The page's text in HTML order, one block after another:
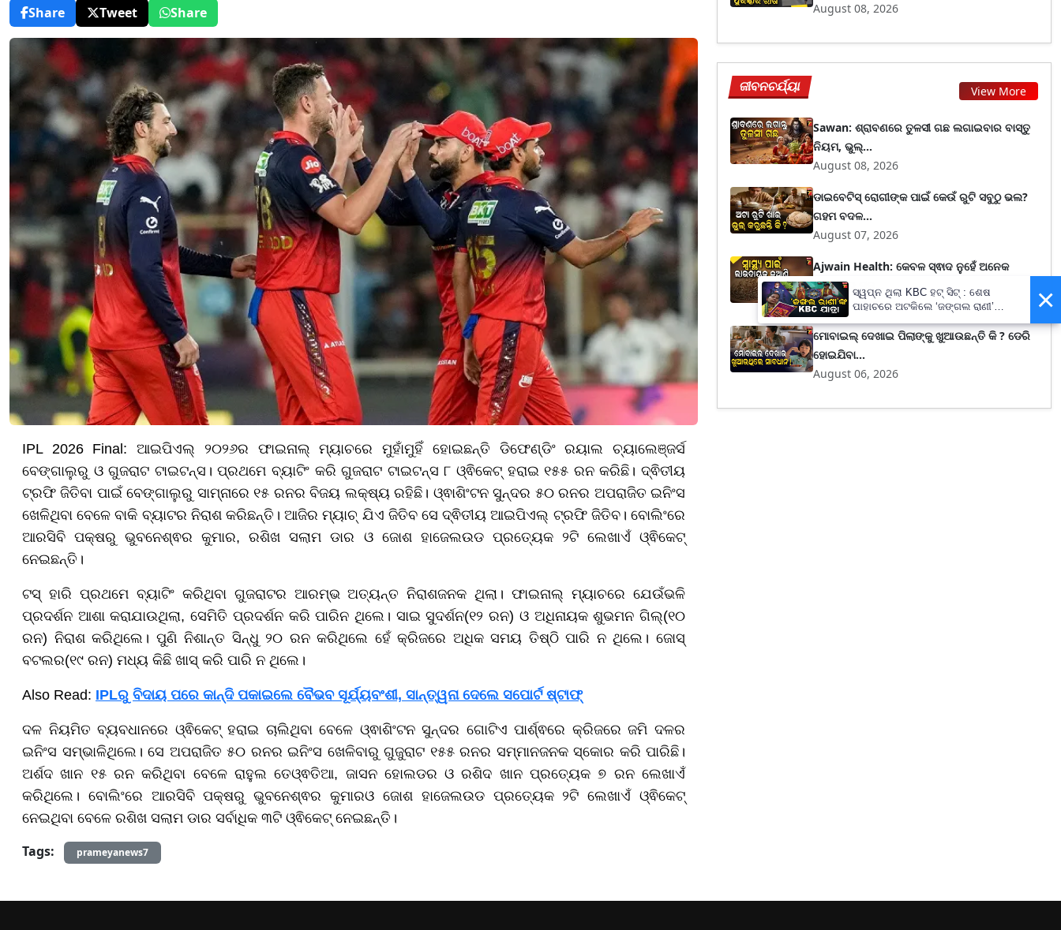
Share
Tweet Share
IPL 2026 Final: ଆଇପିଏଲ୍ ୨୦୨୬ର ଫାଇନାଲ୍ ମ୍ୟାଚରେ ମୁହାଁମୁହିଁ ହୋଇଛନ୍ତି ଡିଫେଣ୍ଡିଂ ରୟାଲ ଚ୍ୟାଲେଞ୍ଜର୍ସ
ବେଙ୍ଗାଲୁରୁ ଓ ଗୁଜରାଟ ଟାଇଟନ୍ସ। ପ୍ରଥମେ ବ୍ୟାଟିଂ କରି ଗୁଜରାଟ ଟାଇଟନ୍ସ ୮ ଓ୍ଵିକେଟ୍ ହରାଇ ୧୫୫ ରନ କରିଛି। ଦ୍ଵିତୀୟ
ଟ୍ରଫି ଜିତିବା ପାଇଁ ବେଙ୍ଗାଲୁରୁ ସାମ୍ନାରେ ୧୫ ରନର ବିଜୟ ଲକ୍ଷ୍ୟ ରହିଛି। ଓ୍ଵାଶିଂଟନ ସୁନ୍ଦର ୫୦ ରନର ଅପରାଜିତ ଇନିଂସ
ଖେଳିଥିବା ବେଳେ ବାକି ବ୍ୟାଟର ନିରାଶ କରିଛନ୍ତି। ଆଜିର ମ୍ୟାଚ୍ ଯିଏ ଜିତିବ ସେ ଦ୍ଵିତୀୟ ଆଇପିଏଲ୍ ଟ୍ରଫି ଜିତିବ। ବୋଲିଂରେ
ଆରସିବି ପକ୍ଷରୁ ଭୁବନେଶ୍ଵର କୁମାର, ରଶିଖ ସଲାମ ଡାର ଓ ଜୋଶ ହାଜେଲଉଡ ପ୍ରତ୍ୟେକ ୨ଟି ଲେଖାଏଁ ଓ୍ଵିକେଟ୍
ନେଇଛନ୍ତି।
ଟସ୍ ହାରି ପ୍ରଥମେ ବ୍ୟାଟିଂ କରିଥିବା ଗୁଜରାଟର ଆରମ୍ଭ ଅତ୍ୟନ୍ତ ନିରାଶଜନକ ଥିଲା। ଫାଇନାଲ୍ ମ୍ୟାଚରେ ଯେଉଁଭଳି
ପ୍ରଦର୍ଶନ ଆଶା କରାଯାଉଥିଲା, ସେମିତି ପ୍ରଦର୍ଶନ କରି ପାରିନ ଥିଲେ। ସାଇ ସୁଦର୍ଶନ(୧୨ ରନ) ଓ ଅଧିନାୟକ ଶୁଭମନ ଗିଲ୍(୧୦
ରନ) ନିରାଶ କରିଥିଲେ। ପୁଣି ନିଶାନ୍ତ ସିନ୍ଧୁ ୨୦ ରନ କରିଥିଲେ ହେଁ କ୍ରିଜରେ ଅଧିକ ସମୟ ତିଷ୍ଠି ପାରି ନ ଥିଲେ। ଜୋସ୍
ବଟଲର(୧୯ ରନ) ମଧ୍ୟ କିଛି ଖାସ୍ କରି ପାରି ନ ଥିଲେ।
Also Read: IPLରୁ ବିଦାୟ ପରେ କାନ୍ଦି ପକାଇଲେ ବୈଭବ ସୂର୍ଯ୍ୟବଂଶୀ, ସାନ୍ତ୍ୱନା ଦେଲେ ସପୋର୍ଟ ଷ୍ଟାଫ୍
ଦଳ ନିୟମିତ ବ୍ୟବଧାନରେ ଓ୍ଵିକେଟ୍ ହରାଇ ଚାଲିଥିବା ବେଳେ ଓ୍ଵାଶିଂଟନ ସୁନ୍ଦର ଗୋଟିଏ ପାର୍ଶ୍ଵରେ କ୍ରିଜରେ ଜମି ଦଳର
ଇନିଂସ ସମ୍ଭାଳିଥିଲେ। ସେ ଅପରାଜିତ ୫୦ ରନର ଇନିଂସ ଖେଳିବାରୁ ଗୁଜୁରାଟ ୧୫୫ ରନର ସମ୍ମାନଜନକ ସ୍କୋର କରି ପାରିଛି।
ଅର୍ଶଦ ଖାନ ୧୫ ରନ କରିଥିବା ବେଳେ ରାହୁଲ ତେଓ୍ଵତିଆ, ଜାସନ ହୋଲଡର ଓ ରଶିଦ ଖାନ ପ୍ରତ୍ୟେକ ୭ ରନ ଲେଖାଏଁ
କରିଥିଲେ। ବୋଲିଂରେ ଆରସିବି ପକ୍ଷରୁ ଭୁବନେଶ୍ଵର କୁମାରଓ ଜୋଶ ହାଜେଲଉଡ ପ୍ରତ୍ୟେକ ୨ଟି ଲେଖାଏଁ ଓ୍ଵିକେଟ୍
ନେଇଥିବା ବେଳେ ରଶିଖ ସଲାମ ଡାର ସର୍ବାଧିକ ୩ଟି ଓ୍ଵିକେଟ୍ ନେଇଛନ୍ତି।
Tags: prameyanews7
August 08, 2026
ଜୀବନଚର୍ଯ୍ୟା View More
Sawan: ଶ୍ରାବଣରେ ତୁଳସୀ ଗଛ ଲଗାଇବାର ବାସ୍ତୁ
ନିୟମ, ଭୁଲ୍...
August 08, 2026
ଡାଇବେଟିସ୍ ରୋଗୀଙ୍କ ପାଇଁ କେଉଁ ରୁଟି ସବୁଠୁ ଭଲ?
ଗହମ ବଦଳ...
August 07, 2026
Ajwain Health: କେବଳ ସ୍ଵାଦ ନୁହେଁ ଅନେକ
ସମସ୍ୟାରୁ ମୁକ୍...
August 07, 2026
ମୋବାଇଲ୍ ଦେଖାଇ ପିଲାଙ୍କୁ ଖୁଆଉଛନ୍ତି କି ? ଡେରି
ହୋଇଯିବା...
August 06, 2026
×
ସ୍ୱପ୍ନ ଥିଲା KBC ହଟ୍ ସିଟ୍ : ଶେଷ
ପାହାଚରେ ଅଟକିଲେ ‘ଜଙ୍ଗଲ ରାଣୀ’